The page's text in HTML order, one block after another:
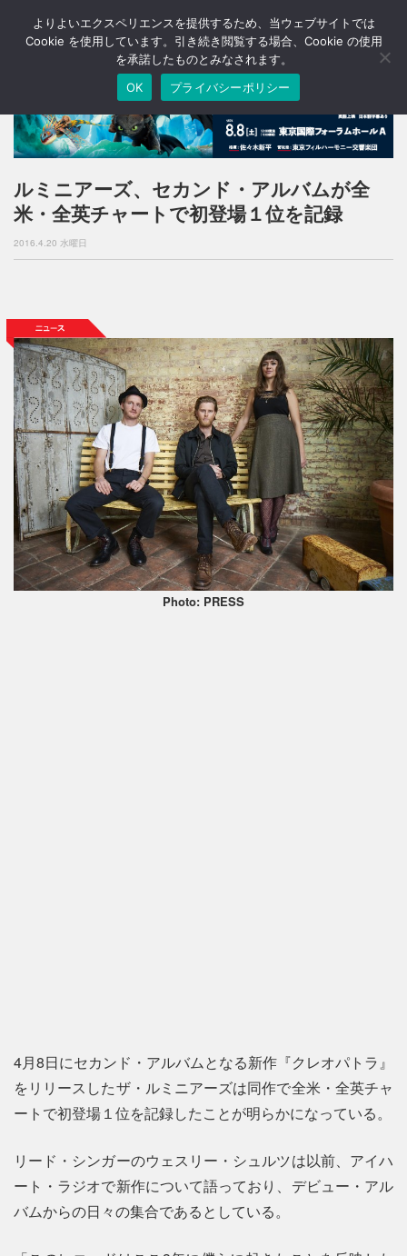
T
o
n
a
v
o
ルミニアーズ、セカンド・アルバムが全
米・全英チャートで初登場１位を記録
2016.4.20 水曜日
Photo: PRESS
4月8日にセカンド・アルバムとなる新作『クレオパトラ』
をリリースしたザ・ルミニアーズは同作で全米・全英チャ
ートで初登場１位を記録したことが明らかになっている。
リード・シンガーのウェスリー・シュルツは以前、アイハ
ート・ラジオで新作について語っており、デビュー・アル
バムからの日々の集合であるとしている。
よりよいエクスペリエンスを提供するため、当ウェブサイトでは
Cookie を使用しています。引き続き閲覧する場合、Cookie の使用
を承諾したものとみなされます。
OK
プライバシーポリシー